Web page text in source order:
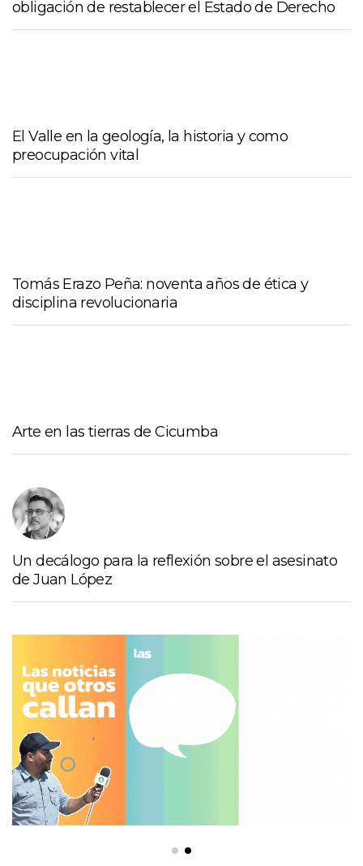
obligación de restablecer el Estado de Derecho
El Valle en la geología, la historia y como
preocupación vital
Tomás Erazo Peña: noventa años de ética y
disciplina revolucionaria
Arte en las tierras de Cicumba
Un decálogo para la reflexión sobre el asesinato
de Juan López